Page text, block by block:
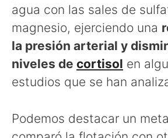
agua con las sales de
magnesio, ejerciendo una
la presión arterial y
niveles de cortisol en
estudios que se han
Podemos destacar un